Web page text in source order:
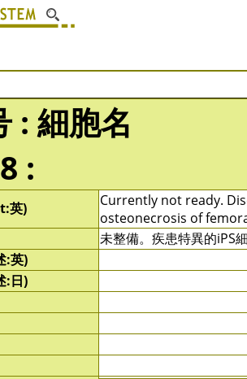
: 細胞名
:
英)
Currently not ready.
osteonecrosis of
未整備。疾患特異的iPS
:英)
:日)